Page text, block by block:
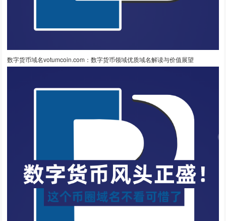
数字货币域名votumcoin.com：数字货币领域优质域名解读与价值展望